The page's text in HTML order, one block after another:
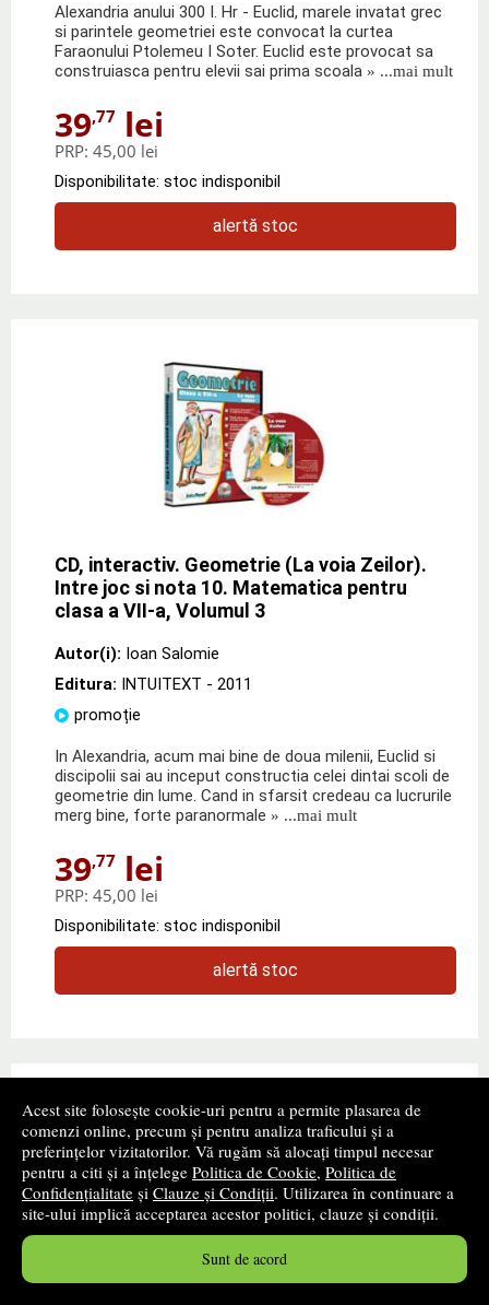
Acest site folosește cookie-uri pentru a permite plasarea de
comenzi online, precum și pentru analiza traficului și a
preferințelor vizitatorilor. Vă rugăm să alocați timpul necesar
pentru a citi și a înțelege Politica de Cookie, Politica de
Confidențialitate și Clauze și Condiții. Utilizarea în continuare a
site-ului implică acceptarea acestor politici, clauze și condiții.
Sunt de acord
Alexandria anului 300 I. Hr - Euclid, marele invatat grec
si parintele geometriei este convocat la curtea
Faraonului Ptolemeu I Soter. Euclid este provocat sa
construiasca pentru elevii sai prima scoala » ...mai mult
39,77 lei
PRP: 45,00 lei
Disponibilitate: stoc indisponibil
alertă stoc
CD, interactiv. Geometrie (La voia Zeilor).
Intre joc si nota 10. Matematica pentru
clasa a VII-a, Volumul 3
Autor(i): Ioan Salomie
Editura: INTUITEXT - 2011
promoție
In Alexandria, acum mai bine de doua milenii, Euclid si
discipolii sai au inceput constructia celei dintai scoli de
geometrie din lume. Cand in sfarsit credeau ca lucrurile
merg bine, forte paranormale » ...mai mult
39,77 lei
PRP: 45,00 lei
Disponibilitate: stoc indisponibil
alertă stoc